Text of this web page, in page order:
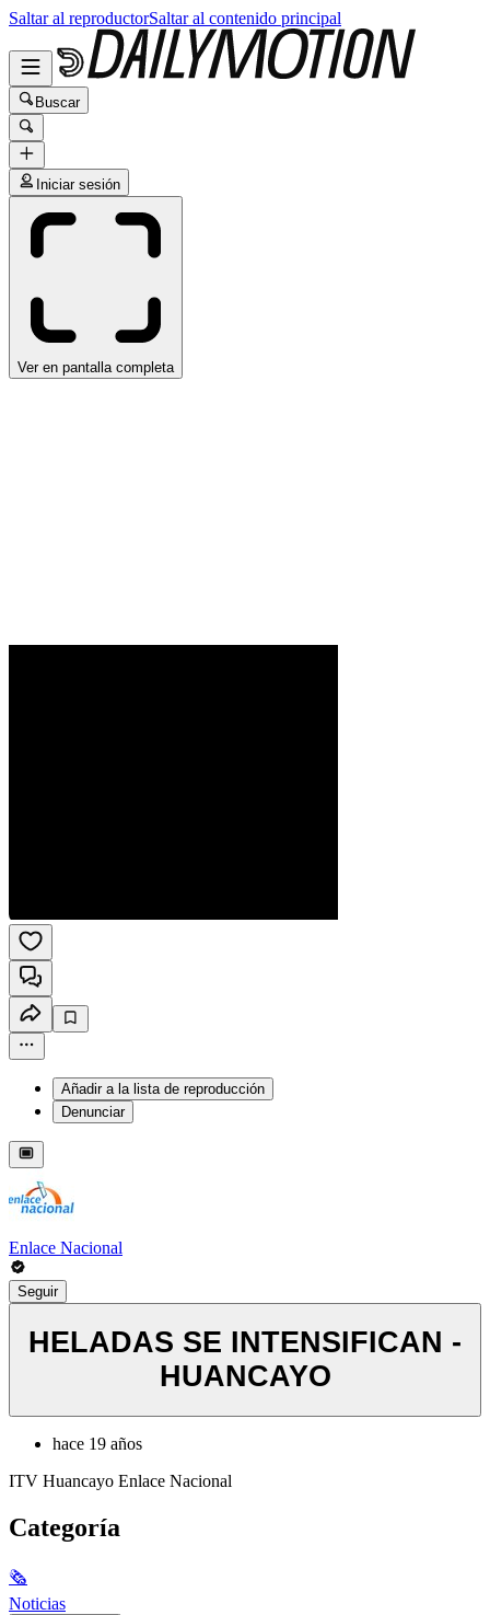
Saltar al reproductorSaltar al contenido principal
Buscar
Iniciar sesión
Ver en pantalla completa
Añadir a la lista de reproducción
Denunciar
Enlace Nacional
Seguir
HELADAS SE INTENSIFICAN -
HUANCAYO
hace 19 años
ITV Huancayo Enlace Nacional
Categoría
🗞
Noticias